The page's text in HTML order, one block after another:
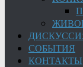
СОБЫТИЯ
КОНТАКТЫ